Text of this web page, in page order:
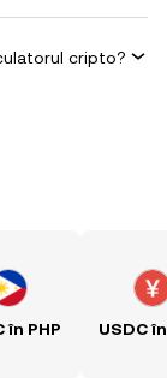
cripto?
în PHP USDC